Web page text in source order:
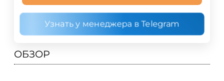
Узнать у менеджера в Telegram
ОБЗОР